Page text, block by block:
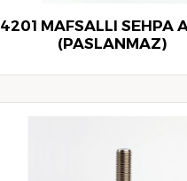
4201 MAFSALLI SEHPA
(PASLANMAZ)